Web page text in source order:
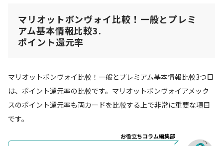
マリオットボンヴォイ比較！一般とプレミ
アム基本情報比較3.
ポイント還元率
マリオットボンヴォイ比較！一般とプレミアム基本情報比較3つ目
は、ポイント還元率の比較です。マリオットボンヴォイアメック
スのポイント還元率も両カードを比較する上で非常に重要な項目
です。
お役立ちコラム編集部